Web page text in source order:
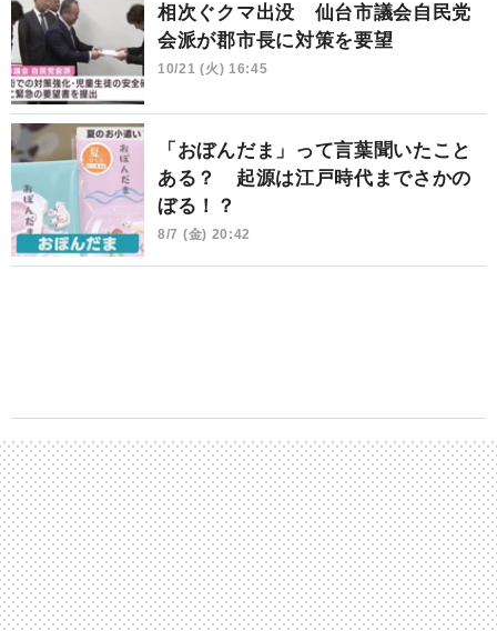
相次ぐクマ出没 仙台市議会自民党
会派が郡市長に対策を要望
10/21 (火) 16:45
「おぼんだま」って言葉聞いたこと
ある？ 起源は江戸時代までさかの
ぼる！？
8/7 (金) 20:42